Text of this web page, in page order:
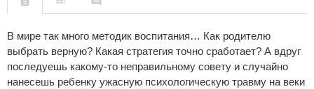
В мире так много методик воспитания… Как родителю
выбрать верную? Какая стратегия точно сработает? А вдруг
последуешь какому-то неправильному совету и случайно
нанесешь ребенку ужасную психологическую травму на веки